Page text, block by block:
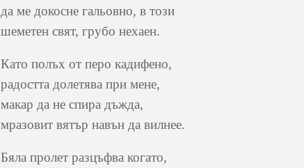
да ме докосне гальовно, в този
шеметен свят, грубо нехаен.
Като полъх от перо кадифено,
радостта долетява при мене,
макар да не спира дъжда,
мразовит вятър навън да вилнее.
Бяла пролет разцъфва когато,